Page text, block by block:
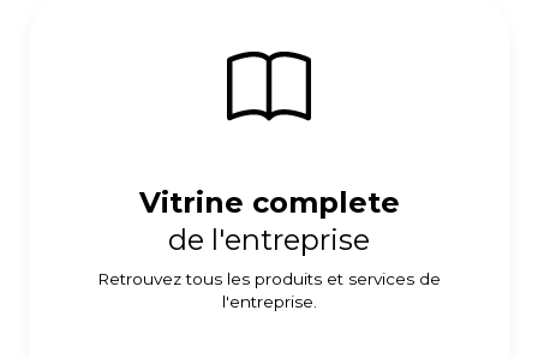
Vitrine complete
de l'entreprise
Retrouvez tous les produits et services de
l'entreprise.